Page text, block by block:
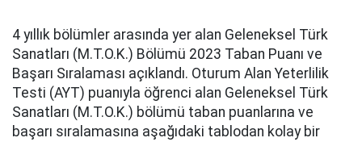
4 yıllık bölümler arasında yer alan Geleneksel Türk
Sanatları (M.T.O.K.) Bölümü 2023 Taban Puanı ve
Başarı Sıralaması açıklandı. Oturum Alan Yeterlilik
Testi (AYT) puanıyla öğrenci alan Geleneksel Türk
Sanatları (M.T.O.K.) bölümü taban puanlarına ve
başarı sıralamasına aşağıdaki tablodan kolay bir